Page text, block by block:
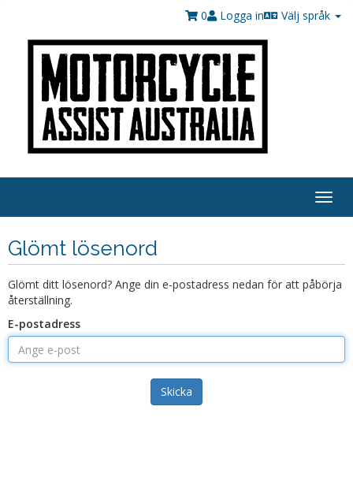
Välj språk
Logga in
0
Glömt lösenord
Glömt ditt lösenord? Ange din e-postadress nedan för att påbörja
återställning.
E-postadress
Skicka